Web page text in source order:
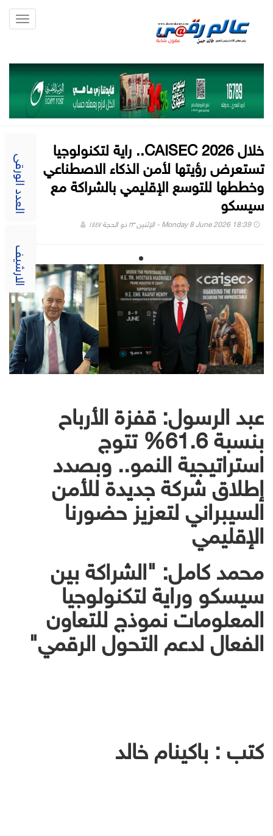
العدد الورقى
الارشيف
خلال CAISEC 2026.. راية لتكنولوجيا
تستعرض رؤيتها لأمن الذكاء الاصطناعي
وخططها للتوسع الإقليمي بالشراكة مع
سيسكو
Monday 8 June 2026 18:39 - الإثنين ٢٣ ذو الحجة ١٤٤٧
عبد الرسول: قفزة الأرباح
بنسبة 61.6% تتوج
استراتيجية النمو.. وبصدد
إطلاق شركة جديدة للأمن
السيبراني لتعزيز حضورنا
الإقليمي
محمد كامل: "الشراكة بين
سيسكو وراية لتكنولوجيا
المعلومات نموذج للتعاون
الفعال لدعم التحول الرقمي"
كتب : باكينام خالد